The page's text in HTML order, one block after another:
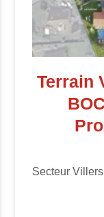
Terrain
Secteur